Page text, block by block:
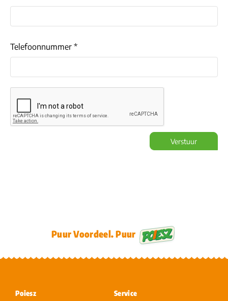
Telefoonnummer *
Verstuur
Puur Voordeel. Puur
Poiesz
Service